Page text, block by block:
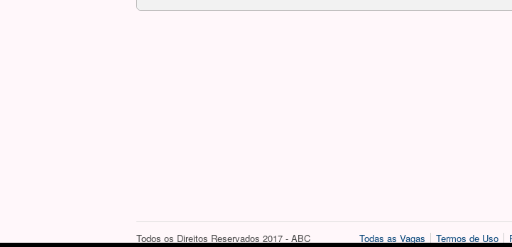
Todas as Vagas Termos de Uso
Todos os Direitos Reservados 2017 - ABC